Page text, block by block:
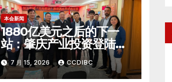
本会新闻
1880亿美元之后的下一
站：肇庆产业投资登陆巴
西圣保罗
7 月 15, 2026 CCDIBC